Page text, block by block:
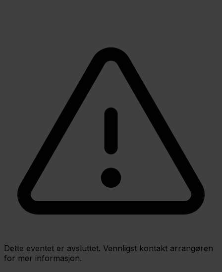
Dette eventet er avsluttet. Vennligst kontakt arrangøren
for mer informasjon.